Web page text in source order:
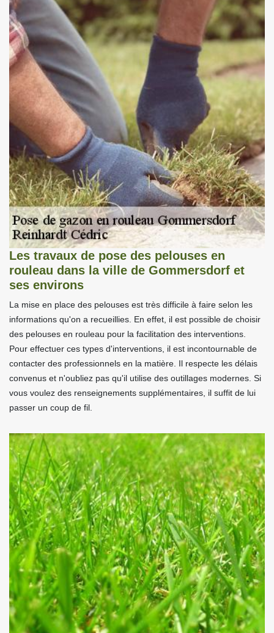
Les travaux de pose des pelouses en
rouleau dans la ville de Gommersdorf et
ses environs
La mise en place des pelouses est très difficile à faire selon les
informations qu'on a recueillies. En effet, il est possible de choisir
des pelouses en rouleau pour la facilitation des interventions.
Pour effectuer ces types d'interventions, il est incontournable de
contacter des professionnels en la matière. Il respecte les délais
convenus et n'oubliez pas qu'il utilise des outillages modernes. Si
vous voulez des renseignements supplémentaires, il suffit de lui
passer un coup de fil.